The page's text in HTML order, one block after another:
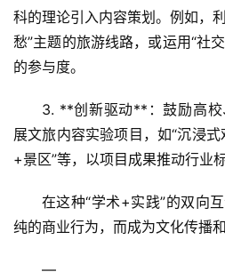
科的理论引入内容策划。例如，
愁”主题的旅游线路，或运用“社
的参与度。
3. **创新驱动**：鼓励高
展文旅内容实验项目，如“沉浸
+景区”等，以项目成果推动行业
在这种“学术+实践”的双向
纯的商业行为，而成为文化传播
—